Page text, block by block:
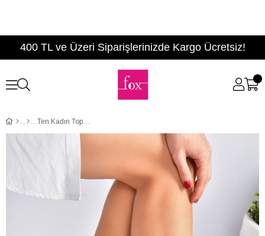
400 TL ve Üzeri Siparişlerinizde Kargo Ücretsiz!
Ten Kadın Topuklu Ayakkabı A922151109